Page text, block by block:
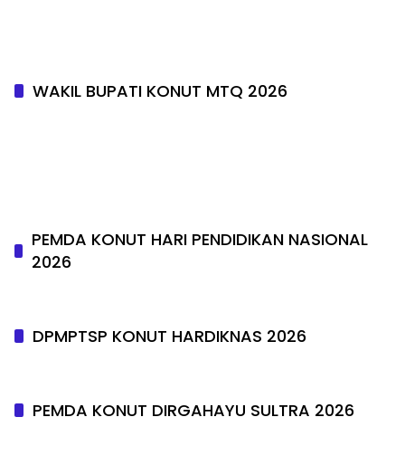
WAKIL BUPATI KONUT MTQ 2026
PEMDA KONUT HARI PENDIDIKAN NASIONAL
2026
DPMPTSP KONUT HARDIKNAS 2026
PEMDA KONUT DIRGAHAYU SULTRA 2026